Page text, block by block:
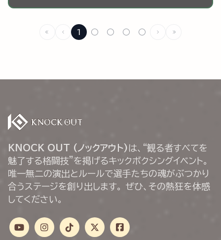
1 ○ ○ ○ ○
KNOCK OUT (ノックアウト) は、“観る者すべてを
魅了する格闘技”を掲げるキックボクシングイベント。
唯一無二の演出とルールで選手たちの魂がぶつかり
合うステージを創り出します。 ぜひ、その熱狂を体感
してください。